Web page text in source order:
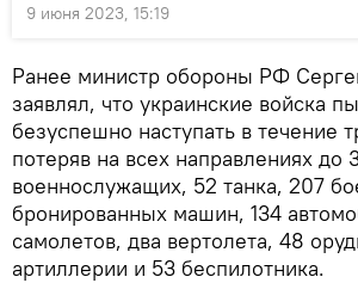
9 июня 2023, 15:19
Ранее министр обороны РФ
заявлял, что украинские войска
безуспешно наступать в течение
потеряв на всех направлениях до
военнослужащих, 52 танка, 207
бронированных машин, 134
самолетов, два вертолета, 48
артиллерии и 53 беспилотника.